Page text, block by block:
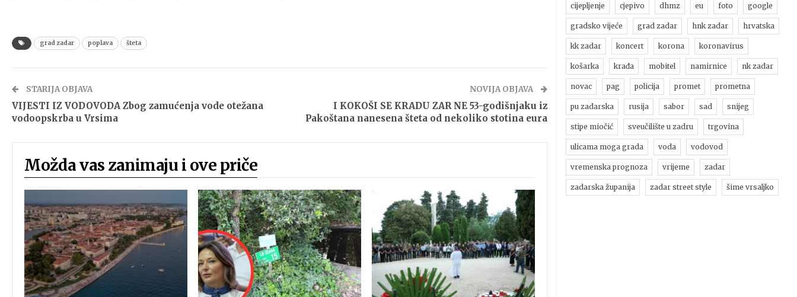
grad zadar poplava šteta
STARIJA OBJAVA
VIJESTI IZ VODOVODA Zbog zamućenja vode otežana
vodoopskrba u Vrsima
NOVIJA OBJAVA
I KOKOŠI SE KRADU ZAR NE 53-godišnjaku iz
Pakoštana nanesena šteta od nekoliko stotina eura
Možda vas zanimaju i ove priče
cijepljenje cjepivo dhmz eu foto google
gradsko vijeće grad zadar hnk zadar hrvatska
kk zadar koncert korona koronavirus
košarka krađa mobitel namirnice nk zadar
novac pag policija promet prometna
pu zadarska rusija sabor sad snijeg
stipe miočić sveučilište u zadru trgovina
ulicama moga grada voda vodovod
vremenska prognoza vrijeme zadar
zadarska županija zadar street style šime vrsaljko